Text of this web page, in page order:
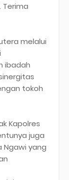
Terima
melalui
ibadah
tokoh
Kapolres
juga
Ngawi yang